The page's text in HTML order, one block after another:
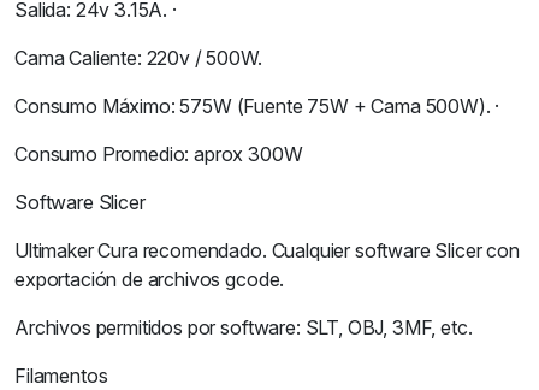
Salida: 24v 3.15A. ·
Cama Caliente: 220v / 500W.
Consumo Máximo: 575W (Fuente 75W + Cama 500W). ·
Consumo Promedio: aprox 300W
Software Slicer
Ultimaker Cura recomendado. Cualquier software Slicer con
exportación de archivos gcode.
Archivos permitidos por software: SLT, OBJ, 3MF, etc.
Filamentos